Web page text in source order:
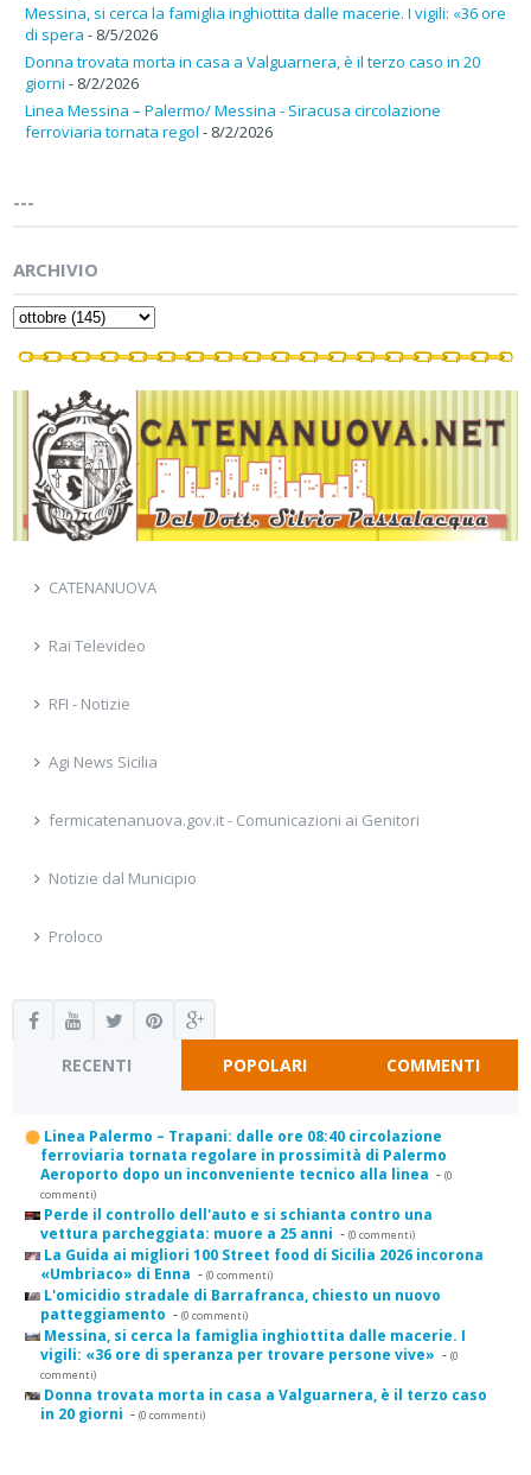
Messina, si cerca la famiglia inghiottita dalle macerie. I vigili: «36 ore
di spera - 8/5/2026
Donna trovata morta in casa a Valguarnera, è il terzo caso in 20
giorni - 8/2/2026
Linea Messina – Palermo/ Messina - Siracusa circolazione
ferroviaria tornata regol - 8/2/2026
---
ARCHIVIO
CATENANUOVA
Rai Televideo
RFI - Notizie
Agi News Sicilia
fermicatenanuova.gov.it - Comunicazioni ai Genitori
Notizie dal Municipio
Proloco
RECENTI POPOLARI COMMENTI
Linea Palermo – Trapani: dalle ore 08:40 circolazione
ferroviaria tornata regolare in prossimità di Palermo
Aeroporto dopo un inconveniente tecnico alla linea - (0
commenti)
Perde il controllo dell'auto e si schianta contro una
vettura parcheggiata: muore a 25 anni - (0 commenti)
La Guida ai migliori 100 Street food di Sicilia 2026 incorona
«Umbriaco» di Enna - (0 commenti)
L'omicidio stradale di Barrafranca, chiesto un nuovo
patteggiamento - (0 commenti)
Messina, si cerca la famiglia inghiottita dalle macerie. I
vigili: «36 ore di speranza per trovare persone vive» - (0
commenti)
Donna trovata morta in casa a Valguarnera, è il terzo caso
in 20 giorni - (0 commenti)